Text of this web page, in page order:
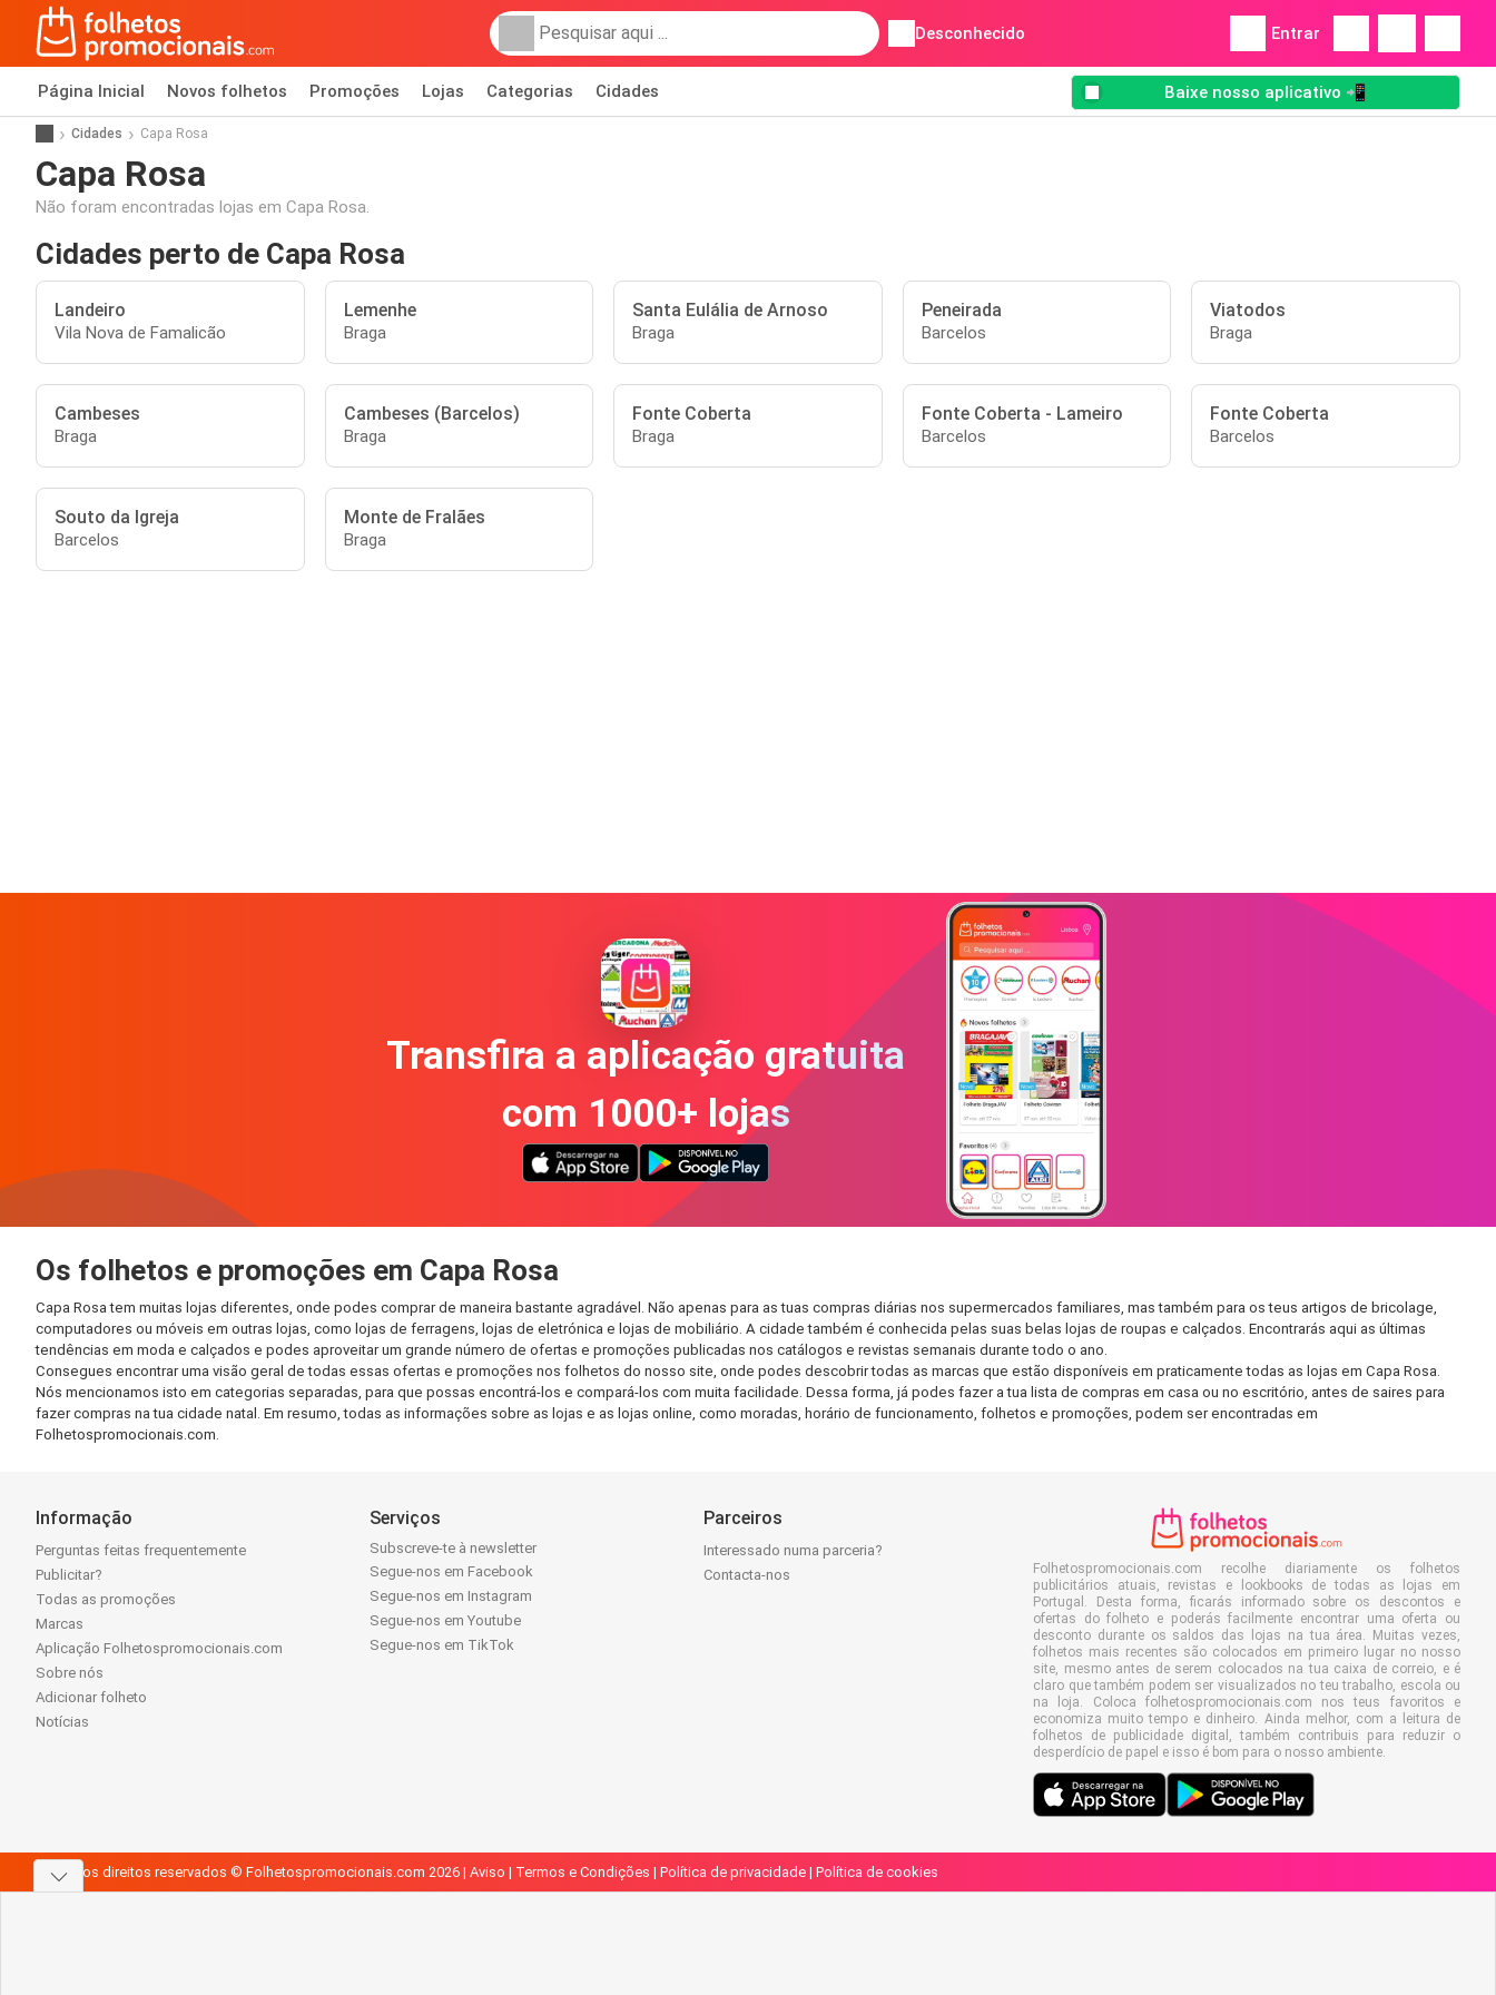
Desconhecido Entrar
Página Inicial Novos folhetos Promoções Lojas Categorias Cidades Baixe nosso aplicativo 📲
Cidades Capa Rosa
Capa Rosa
Não foram encontradas lojas em Capa Rosa.
Cidades perto de Capa Rosa
Landeiro
Vila Nova de Famalicão
Lemenhe
Braga
Santa Eulália de Arnoso
Braga
Peneirada
Barcelos
Viatodos
Braga
Cambeses
Braga
Cambeses (Barcelos)
Braga
Fonte Coberta
Braga
Fonte Coberta - Lameiro
Barcelos
Fonte Coberta
Barcelos
Souto da Igreja
Barcelos
Monte de Fralães
Braga
Transfira a aplicação gratuita
com 1000+ lojas
Os folhetos e promoções em Capa Rosa
Capa Rosa tem muitas lojas diferentes, onde podes comprar de maneira bastante agradável. Não apenas para as tuas compras diárias nos supermercados familiares, mas também para os teus artigos de bricolage,
computadores ou móveis em outras lojas, como lojas de ferragens, lojas de eletrónica e lojas de mobiliário. A cidade também é conhecida pelas suas belas lojas de roupas e calçados. Encontrarás aqui as últimas
tendências em moda e calçados e podes aproveitar um grande número de ofertas e promoções publicadas nos catálogos e revistas semanais durante todo o ano.
Consegues encontrar uma visão geral de todas essas ofertas e promoções nos folhetos do nosso site, onde podes descobrir todas as marcas que estão disponíveis em praticamente todas as lojas em Capa Rosa.
Nós mencionamos isto em categorias separadas, para que possas encontrá-los e compará-los com muita facilidade. Dessa forma, já podes fazer a tua lista de compras em casa ou no escritório, antes de saires para
fazer compras na tua cidade natal. Em resumo, todas as informações sobre as lojas e as lojas online, como moradas, horário de funcionamento, folhetos e promoções, podem ser encontradas em
Folhetospromocionais.com.
Informação
Perguntas feitas frequentemente
Publicitar?
Todas as promoções
Marcas
Aplicação Folhetospromocionais.com
Sobre nós
Adicionar folheto
Notícias
Serviços
Subscreve-te à newsletter
Segue-nos em Facebook
Segue-nos em Instagram
Segue-nos em Youtube
Segue-nos em TikTok
Parceiros
Interessado numa parceria?
Contacta-nos
Folhetospromocionais.com recolhe diariamente os folhetos
publicitários atuais, revistas e lookbooks de todas as lojas em
Portugal. Desta forma, ficarás informado sobre os descontos e
ofertas do folheto e poderás facilmente encontrar uma oferta ou
desconto durante os saldos das lojas na tua área. Muitas vezes,
folhetos mais recentes são colocados em primeiro lugar no nosso
site, mesmo antes de serem colocados na tua caixa de correio, e é
claro que também podem ser visualizados no teu trabalho, escola ou
na loja. Coloca folhetospromocionais.com nos teus favoritos e
economiza muito tempo e dinheiro. Ainda melhor, com a leitura de
folhetos de publicidade digital, também contribuis para reduzir o
desperdício de papel e isso é bom para o nosso ambiente.
Todos os direitos reservados © Folhetospromocionais.com 2026 | Aviso | Termos e Condições | Política de privacidade | Política de cookies